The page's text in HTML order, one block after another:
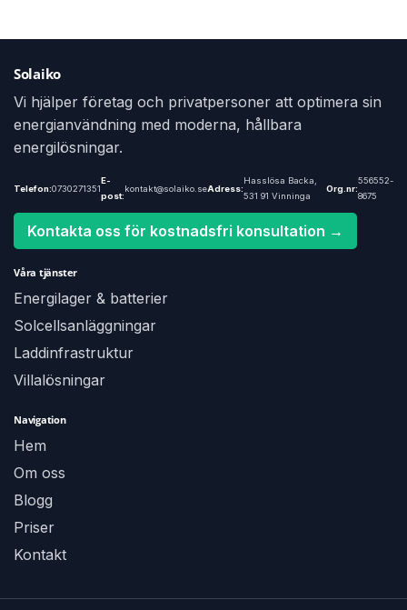
Solaiko
Vi hjälper företag och privatpersoner att optimera sin
energianvändning med moderna, hållbara
energilösningar.
Telefon:0730271351
E-
post:
kontakt@solaiko.seAdress:
Hasslösa Backa,
531 91 Vinninga
Org.nr:
556552-
8675
Kontakta oss för kostnadsfri konsultation →
Våra tjänster
Energilager & batterier
Solcellsanläggningar
Laddinfrastruktur
Villalösningar
Navigation
Hem
Om oss
Blogg
Priser
Kontakt